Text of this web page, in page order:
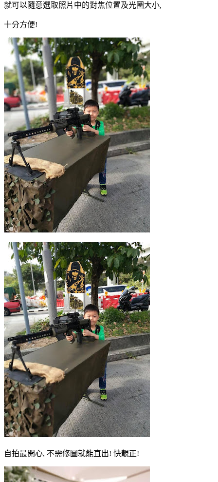
就可以隨意選取照片中的對焦位置及光圈大小,
十分方便!
自拍最開心, 不需修圖就能直出! 快靚正!